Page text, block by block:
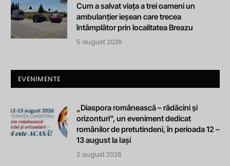
Cum a salvat viața a trei oameni un
ambulanțier ieșean care trecea
întâmplător prin localitatea Breazu
5 august 2026
EVENIMENTE
„Diaspora românească – rădăcini și
orizonturi”, un eveniment dedicat
românilor de pretutindeni, în perioada 12 –
13 august la Iași
2 august 2026